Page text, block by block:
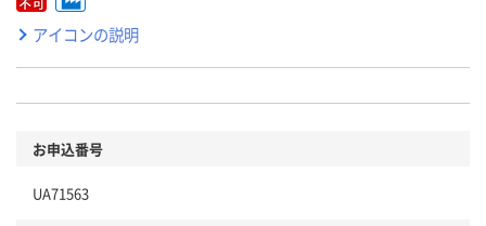
アイコンの説明
お申込番号
UA71563